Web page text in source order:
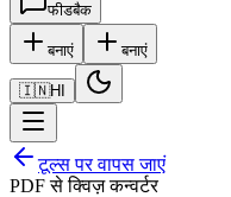
फीडबैक
बनाएं बनाएं
🇮🇳HI
टूल्स पर वापस जाएं
PDF से क्विज़ कन्वर्टर